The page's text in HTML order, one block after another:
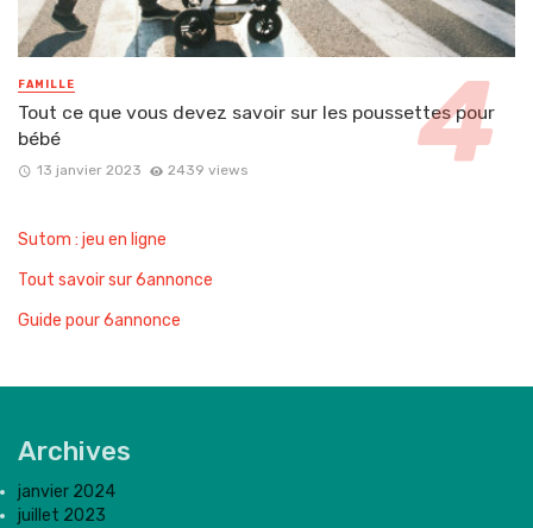
FAMILLE
Tout ce que vous devez savoir sur les poussettes pour
bébé
13 janvier 2023 2439 views
Sutom : jeu en ligne
Tout savoir sur 6annonce
Guide pour 6annonce
Archives
janvier 2024
juillet 2023